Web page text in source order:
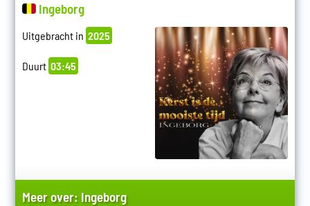
Ingeborg
Uitgebracht in 2025
Duurt 03:45
Meer over: Ingeborg